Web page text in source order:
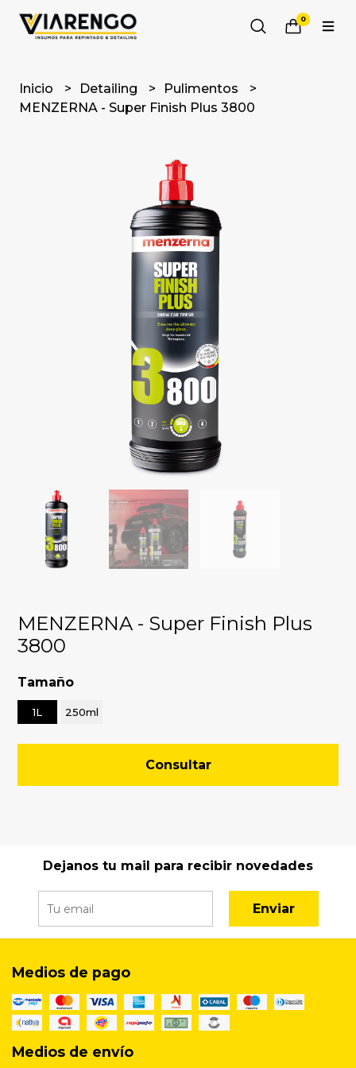
0
Inicio Detailing
Pulimentos
MENZERNA - Super Finish Plus 3800
MENZERNA - Super Finish Plus
3800
Tamaño
1L 250ml
Consultar
Dejanos tu mail para recibir novedades
Enviar
Medios de pago
Medios de envío